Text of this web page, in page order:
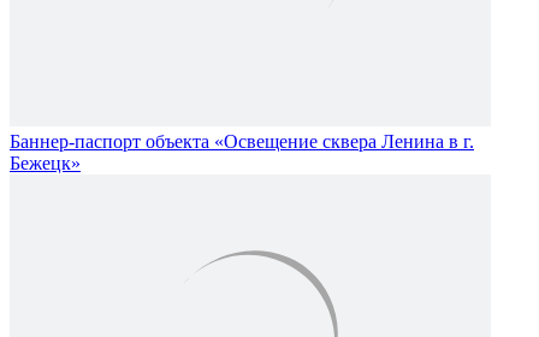
Баннер-паспорт объекта «Освещение сквера Ленина в г.
Бежецк»